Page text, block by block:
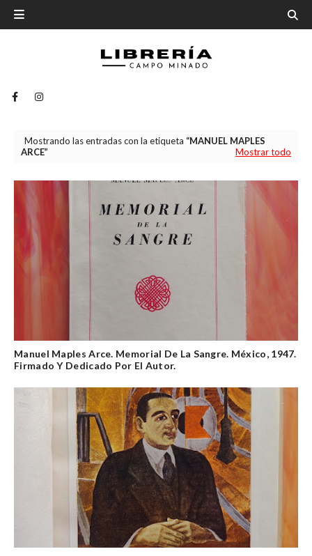
Mostrando las entradas con la etiqueta
MANUEL MAPLES
ARCE
Mostrar todo
Manuel Maples Arce. Memorial De La Sangre. México, 1947.
Firmado Y Dedicado Por El Autor.